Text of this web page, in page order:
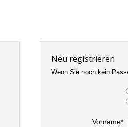
Neu registrieren
Wenn Sie noch kein
Vorname*